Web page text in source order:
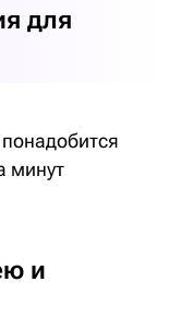
для
минут
и